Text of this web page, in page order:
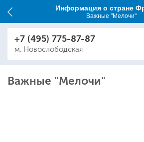
Информация о стране
Важные "Мелочи"
+7 (495) 775-87-87
м. Новослободская
Важные "Мелочи"